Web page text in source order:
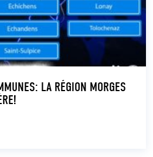
LA RÉGION MORGES